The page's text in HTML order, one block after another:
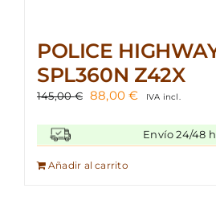
POLICE
SPL360N Z42X
145,00€ El
original
era:
145,00 €.
88,00€ El
actual
es:
IVA incl.
Envío 24/48 h
Añadir al carrito